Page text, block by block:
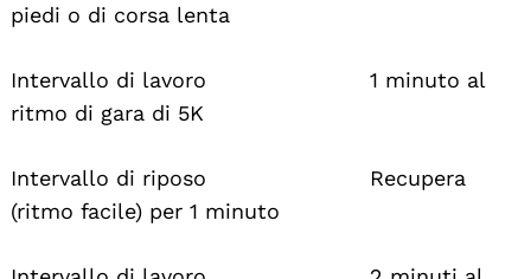
piedi o di corsa lenta
Intervallo di lavoro 1 minuto al
ritmo di gara di 5K
Intervallo di riposo Recupera
(ritmo facile) per 1 minuto